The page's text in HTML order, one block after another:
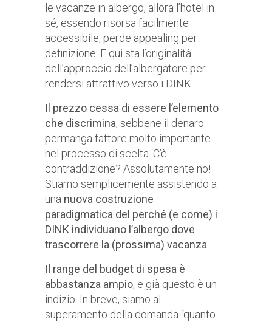
le vacanze in albergo, allora l’hotel in
sé, essendo risorsa facilmente
accessibile, perde appealing per
definizione. E qui sta l’originalità
dell’approccio dell’albergatore per
rendersi attrattivo verso i DINK.
Il prezzo cessa di essere l’elemento
che discrimina, sebbene il denaro
permanga fattore molto importante
nel processo di scelta. C’è
contraddizione? Assolutamente no!
Stiamo semplicemente assistendo a
una nuova costruzione
paradigmatica del perché (e come) i
DINK individuano l’albergo dove
trascorrere la (prossima) vacanza.
Il range del budget di spesa è
abbastanza ampio, e già questo è un
indizio. In breve, siamo al
superamento della domanda “quanto